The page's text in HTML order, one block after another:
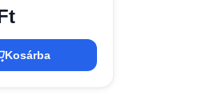
Kosárba